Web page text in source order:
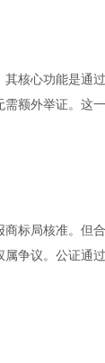
核心功能是通
额外举证。这
标局核准。但
争议。公证通